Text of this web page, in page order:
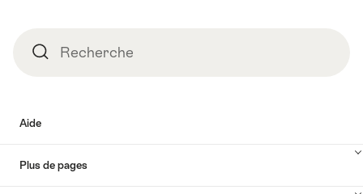
RechercheRecherche
Aide
Plus de pages